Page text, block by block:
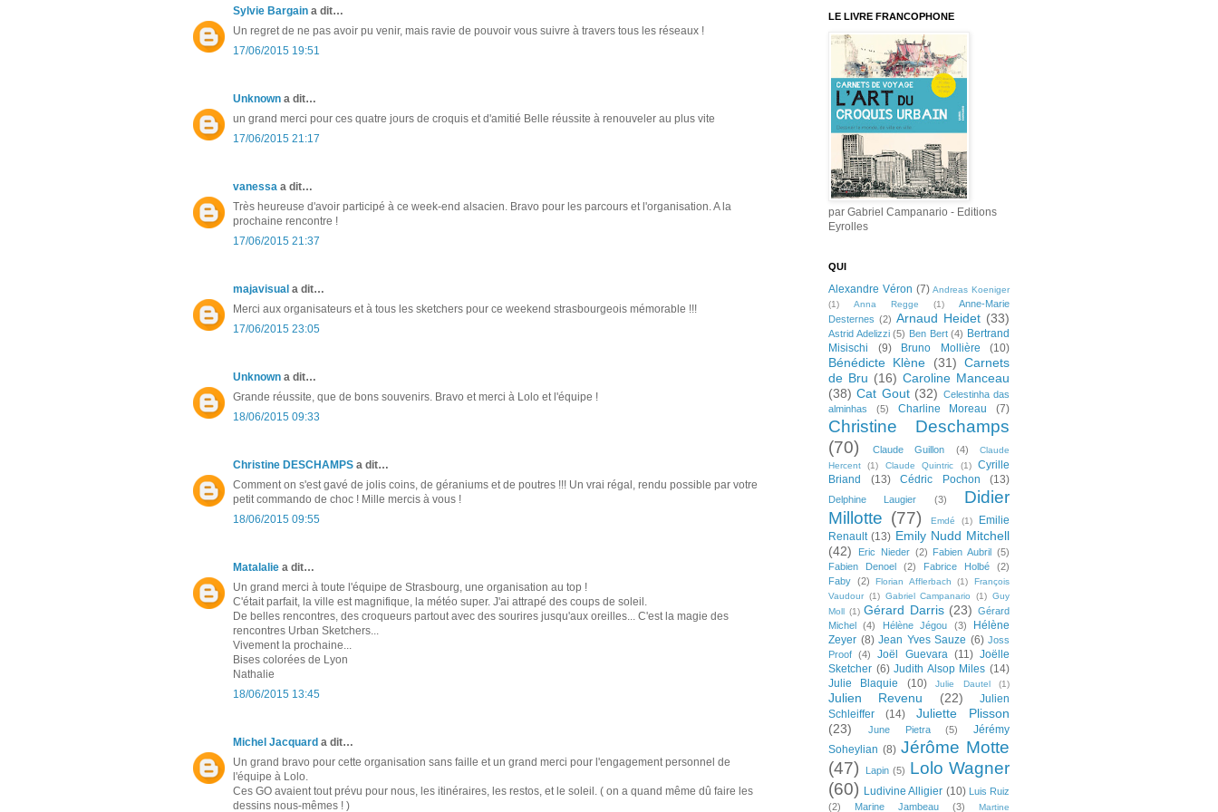
Sylvie Bargain a dit…
Un regret de ne pas avoir pu venir, mais ravie de pouvoir vous suivre à travers tous les réseaux !
17/06/2015 19:51
Unknown a dit…
un grand merci pour ces quatre jours de croquis et d'amitié Belle réussite à renouveler au plus vite
17/06/2015 21:17
vanessa a dit…
Très heureuse d'avoir participé à ce week-end alsacien. Bravo pour les parcours et l'organisation. A la
prochaine rencontre !
17/06/2015 21:37
majavisual a dit…
Merci aux organisateurs et à tous les sketchers pour ce weekend strasbourgeois mémorable !!!
17/06/2015 23:05
Unknown a dit…
Grande réussite, que de bons souvenirs. Bravo et merci à Lolo et l'équipe !
18/06/2015 09:33
Christine DESCHAMPS a dit…
Comment on s'est gavé de jolis coins, de géraniums et de poutres !!! Un vrai régal, rendu possible par votre
petit commando de choc ! Mille mercis à vous !
18/06/2015 09:55
Matalalie a dit…
Un grand merci à toute l'équipe de Strasbourg, une organisation au top !
C'était parfait, la ville est magnifique, la météo super. J'ai attrapé des coups de soleil.
De belles rencontres, des croqueurs partout avec des sourires jusqu'aux oreilles... C'est la magie des
rencontres Urban Sketchers...
Vivement la prochaine...
Bises colorées de Lyon
Nathalie
18/06/2015 13:45
Michel Jacquard a dit…
Un grand bravo pour cette organisation sans faille et un grand merci pour l'engagement personnel de
l'équipe à Lolo.
Ces GO avaient tout prévu pour nous, les itinéraires, les restos, et le soleil. ( on a quand même dû faire les
dessins nous-mêmes ! )
LE LIVRE FRANCOPHONE
par Gabriel Campanario - Editions
Eyrolles
QUI
Alexandre Véron (7) Andreas Koeniger
(1)
Anna Regge (1)
Anne-Marie
Desternes (2) Arnaud Heidet (33)
Astrid Adelizzi (5) Ben Bert (4) Bertrand
Misischi
(9) Bruno Mollière (10)
Bénédicte Klène (31) Carnets
de Bru (16) Caroline Manceau
(38) Cat Gout (32) Celestinha das
alminhas
(5) Charline Moreau (7)
Christine Deschamps
(70)
Claude Guillon (4)
Claude
Hercent
(1) Claude Quintric (1)
Cyrille
Briand
(13) Cédric Pochon (13)
Delphine Laugier (3)
Didier
Millotte (77) Emdé (1)
Emilie
Renault (13) Emily Nudd Mitchell
(42)
Eric Nieder (2) Fabien Aubril (5)
Fabien Denoel
(2) Fabrice Holbé
(2)
Faby (2) Florian Afflerbach (1)
François
Vaudour (1) Gabriel Campanario (1) Guy
Moll (1) Gérard Darris (23) Gérard
Michel
(4) Hélène Jégou (3)
Hélène
Zeyer (8) Jean Yves Sauze (6) Joss
Proof
(4) Joël Guevara (11) Joëlle
Sketcher (6) Judith Alsop Miles (14)
Julie Blaquie
(10) Julie Dautel (1)
Julien Revenu (22)
Julien
Schleiffer
(14)
Juliette Plisson
(23)
June Pietra (5)
Jérémy
Soheylian (8) Jérôme Motte
(47)
Lapin (5) Lolo Wagner
(60) Ludivine Alligier (10) Luis Ruiz
(2)
Marine Jambeau (3) Martine